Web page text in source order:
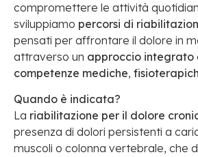
compromettere le attività
sviluppiamo percorsi di
pensati per affrontare il dolore in
attraverso un approccio integrato
competenze mediche,
Quando è indicata?
La riabilitazione per il dolore
presenza di dolori persistenti a
muscoli o colonna vertebrale, che